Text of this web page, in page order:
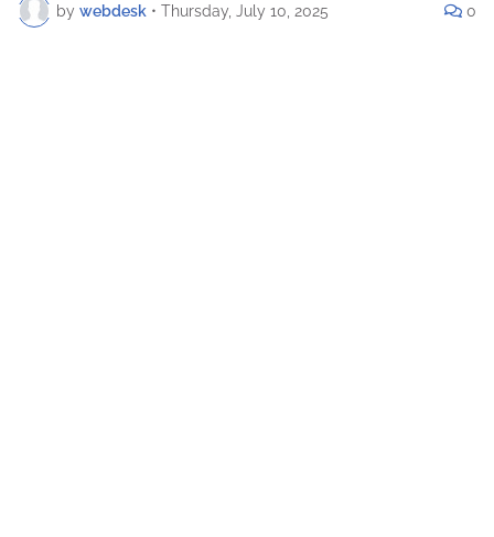
by webdesk • Thursday, July 10, 2025 0